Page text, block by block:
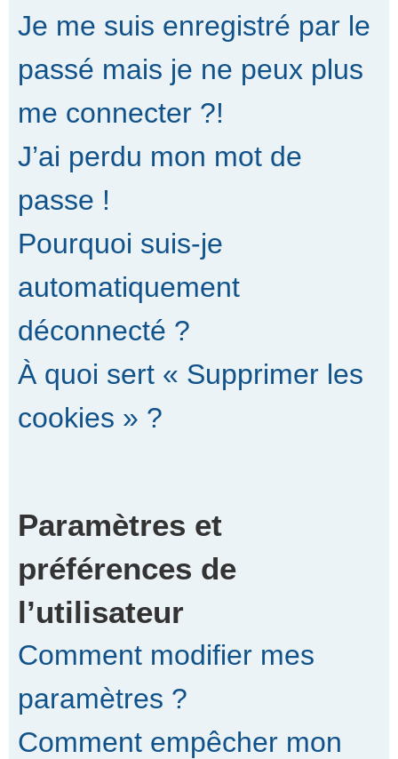
Je me suis enregistré par le
passé mais je ne peux plus
me connecter ?!
J’ai perdu mon mot de
passe !
Pourquoi suis-je
automatiquement
déconnecté ?
À quoi sert « Supprimer les
cookies » ?
Paramètres et
préférences de
l’utilisateur
Comment modifier mes
paramètres ?
Comment empêcher mon